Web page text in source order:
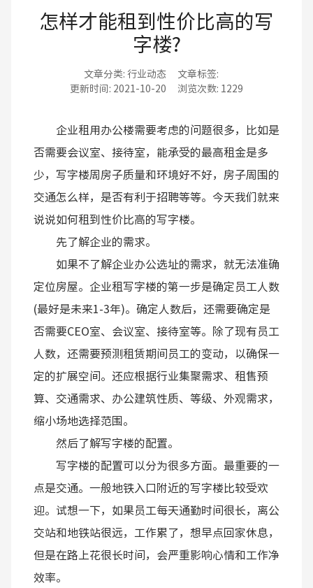
怎样才能租到性价比高的写
字楼?
文章分类: 行业动态
文章标签:
更新时间: 2021-10-20 浏览次数: 1229
企业租用办公楼需要考虑的问题很多，比如是
否需要会议室、接待室，能承受的最高租金是多
少，写字楼周房子质量和环境好不好，房子周围的
交通怎么样，是否有利于招聘等等。今天我们就来
说说如何租到性价比高的写字楼。
先了解企业的需求。
如果不了解企业办公选址的需求，就无法准确
定位房屋。企业租写字楼的第一步是确定员工人数
(最好是未来1-3年)。确定人数后，还需要确定是
否需要CEO室、会议室、接待室等。除了现有员工
人数，还需要预测租赁期间员工的变动，以确保一
定的扩展空间。还应根据行业集聚需求、租售预
算、交通需求、办公建筑性质、等级、外观需求，
缩小场地选择范围。
然后了解写字楼的配置。
写字楼的配置可以分为很多方面。最重要的一
点是交通。一般地铁入口附近的写字楼比较受欢
迎。试想一下，如果员工每天通勤时间很长，离公
交站和地铁站很远，工作累了，想早点回家休息，
但是在路上花很长时间，会严重影响心情和工作净
效率。